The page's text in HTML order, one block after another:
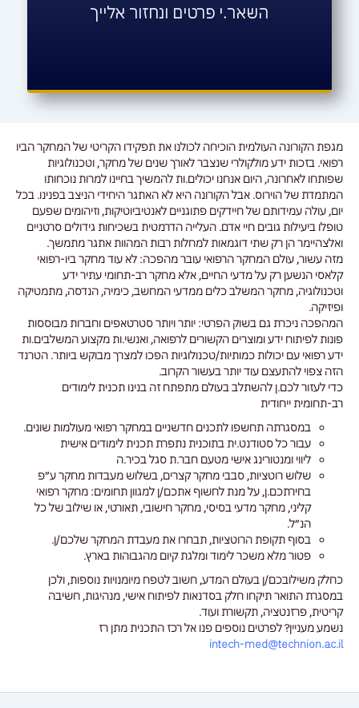
השאר.י פרטים ונחזור אלייך
מגפת הקורונה העולמית הוכיחה לכולנו את תפקידו הקריטי של המחקר הביו
רפואי. בזכות ידע מולקולרי שנצבר לאורך שנים של מחקר, וטכנולוגיות
שפותחו לאחרונה, היום אנחנו יכולים.ות להמשיך בחיינו למרות נוכחותו
המתמדת של הוירוס. אבל הקורונה היא לא האתגר היחידי הניצב בפנינו. בכל
יום, עולה עמידותם של חיידקים פתוגניים לאנטיביוטיקות, וזיהומים שפעם
טופלו ביעילות גובים חיי אדם. העלייה הדרמטית בשכיחות גידולים סרטניים
ואלצהיימר הן רק שתי דוגמאות למחלות רבות המהוות אתגר מתמשך.
מזה עשור, עולם המחקר הרפואי עובר מהפכה: לא עוד מחקר ביו-רפואי
קלאסי הנשען רק על מדעי החיים, אלא מחקר רב-תחומי עתיר ידע
וטכנולוגיה, מחקר המשלב כלים ממדעי המחשב, כימיה, הנדסה, מתמטיקה
ופיזיקה.
המהפכה ניכרת גם בשוק הפרטי: יותר ויותר סטרטאפים וחברות מבוססות
פונות לפיתוח ידע ומוצרים הקשורים לרפואה, ואנשי.ות מקצוע המשלבים.ות
ידע רפואי עם יכולות כמותיות/טכנולוגיות הפכו למצרך מבוקש ביותר. הטרנד
הזה צפוי להתעצם עוד יותר בעשור הקרוב.
כדי לעזור לכם.ן להשתלב בעולם מתפתח זה בנינו תכנית לימודים
רב-תחומית ייחודית
במסגרתה תחשפו לתכנים חדשניים במחקר רפואי מעולמות שונים.
עבור כל סטודנט.ית בתוכנית נתפרת תכנית לימודים אישית
ליווי ומנטורינג אישי מטעם חבר.ת סגל בכיר.ה
שלוש רוטציות, סבבי מחקר קצרים, בשלוש מעבדות מחקר ע״פ
בחירתכם.ן, על מנת לחשוף אתכם/ן למגוון תחומים: מחקר רפואי
קליני, מחקר מדעי בסיסי, מחקר חישובי, תאורטי, או שילוב של כל
הנ״ל.
בסוף תקופת הרוטציות, תבחרו את מעבדת המחקר שלכם/ן.
פטור מלא משכר לימוד ומלגת קיום מהגבוהות בארץ.
כחלק משילובכם/ן בעולם המדע, חשוב לטפח מיומנויות נוספות, ולכן
במסגרת התואר תיקחו חלק בסדנאות לפיתוח אישי, מנהיגות, חשיבה
קריטית, פרזנטציה, תקשורת ועוד.
נשמע מעניין? לפרטים נוספים פנו אל רכז התכנית מתן רז
intech-med@technion.ac.il